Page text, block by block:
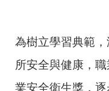
為樹立學習典範
所安全與健康，
業安全衛生獎，